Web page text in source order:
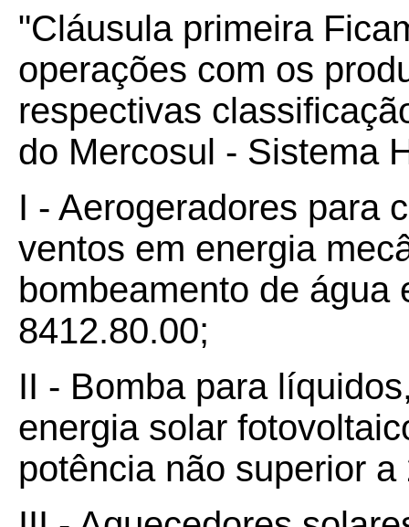
"Cláusula primeira
operações com os
respectivas
do Mercosul - Sistema
I - Aerogeradores para
ventos em energia
bombeamento de água
8412.80.00;
II - Bomba para
energia solar
potência não superior